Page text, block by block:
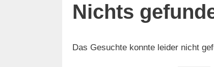
Nichts
Das Gesuchte konnte leider nicht